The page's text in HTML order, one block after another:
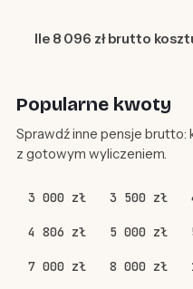
Ile 8 096 zł brutto
Popularne kwoty
Sprawdź inne pensje brutto:
z gotowym wyliczeniem.
3 000 zł 3 500 zł
4 806 zł 5 000 zł
7 000 zł 8 000 zł